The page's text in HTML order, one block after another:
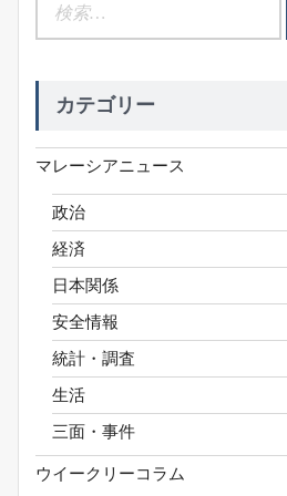
カテゴリー
マレーシアニュース
政治
経済
日本関係
安全情報
統計・調査
生活
三面・事件
ウイークリーコラム